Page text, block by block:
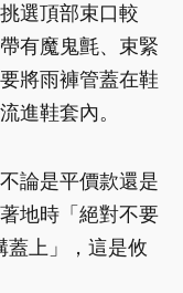
選頂部束口較
有魔鬼氈、束緊
將雨褲管蓋在鞋
進鞋套內。
不論是平價款還是
地時「絕對不要
蓋上」，這是攸